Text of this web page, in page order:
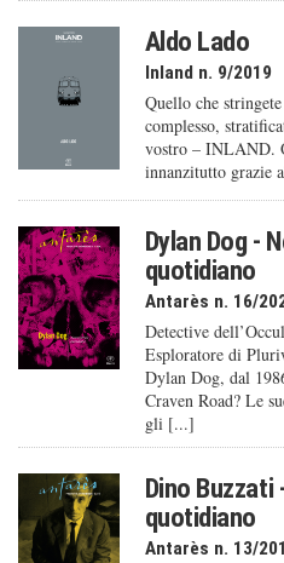
Aldo Lado
Inland n. 9/2019
Quello che
complesso,
vostro – INLAND.
innanzitutto grazie
Dylan Dog -
quotidiano
Antarès n. 16/
Detective
Esploratore di
Dylan Dog, dal
Craven Road? Le
gli [...]
Dino
quotidiano
Antarès n. 13/